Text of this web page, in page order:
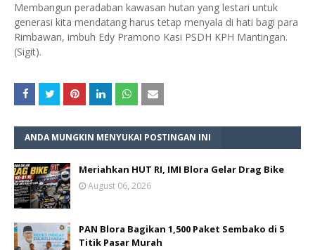
Membangun peradaban kawasan hutan yang lestari untuk
generasi kita mendatang harus tetap menyala di hati bagi para
Rimbawan, imbuh Edy Pramono Kasi PSDH KPH Mantingan.
(Sigit).
ANDA MUNGKIN MENYUKAI POSTINGAN INI
Meriahkan HUT RI, IMI Blora Gelar Drag Bike
August 06, 2026
PAN Blora Bagikan 1,500 Paket Sembako di 5
Titik Pasar Murah